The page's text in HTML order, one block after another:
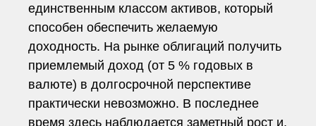
единственным классом активов, который
способен обеспечить желаемую
доходность. На рынке облигаций получить
приемлемый доход (от 5 % годовых в
валюте) в долгосрочной перспективе
практически невозможно. В последнее
время здесь наблюдается заметный рост и,